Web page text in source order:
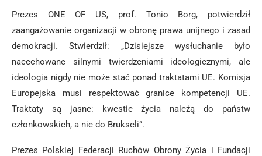
Prezes ONE OF US, prof. Tonio Borg, potwierdził
zaangażowanie organizacji w obronę prawa unijnego i zasad
demokracji. Stwierdził: „Dzisiejsze wysłuchanie było
nacechowane silnymi twierdzeniami ideologicznymi, ale
ideologia nigdy nie może stać ponad traktatami UE. Komisja
Europejska musi respektować granice kompetencji UE.
Traktaty są jasne: kwestie życia należą do państw
członkowskich, a nie do Brukseli”.
Prezes Polskiej Federacji Ruchów Obrony Życia i Fundacji